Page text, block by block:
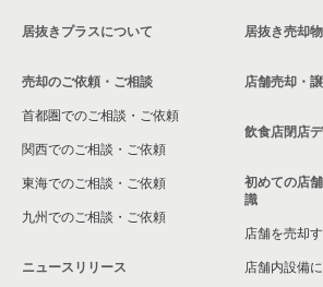
流山市の飲食店の居抜き売却物件の案件一覧
千葉市緑区の飲食店の居抜き売却物件の案
白井市の飲食店の居抜き売却物件の案件一覧
居抜きプラスについて
売却のご依頼・ご相談
首都圏でのご相談・ご依頼
関西でのご相談・ご依頼
東海でのご相談・ご依頼
九州でのご相談・ご依頼
ニュースリリース
居抜き売却
店舗売却・
飲食店閉店
初めての店
識
店舗を売却
店舗内設備